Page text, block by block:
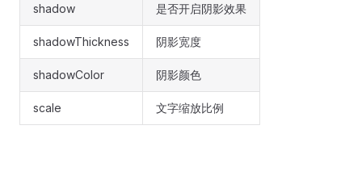
shadow 是否开启阴影效果
shadowThickness 阴影宽度
shadowColor 阴影颜色
scale 文字缩放比例